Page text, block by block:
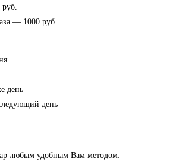
руб.
— 1000 руб.
день
день
любым удобным Вам методом: